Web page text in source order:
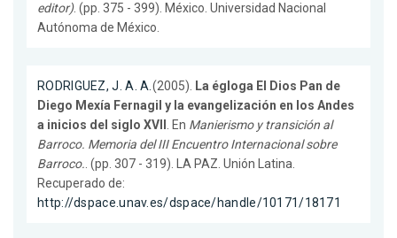
editor). (pp. 375 - 399). México. Universidad Nacional
Autónoma de México.
RODRIGUEZ, J. A. A.(2005). La égloga El Dios Pan de
Diego Mexía Fernagil y la evangelización en los Andes
a inicios del siglo XVII . En Manierismo y transición al
Barroco. Memoria del III Encuentro Internacional sobre
Barroco.. (pp. 307 - 319). LA PAZ. Unión Latina.
Recuperado de:
http://dspace.unav.es/dspace/handle/10171/18171